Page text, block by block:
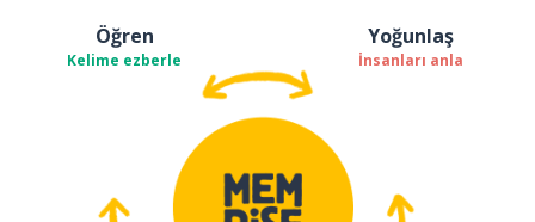
Öğren
Kelime ezberle
Yoğunlaş
İnsanları anla